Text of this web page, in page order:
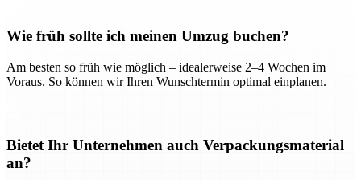
Wie früh sollte ich meinen Umzug buchen?
Am besten so früh wie möglich – idealerweise 2–4 Wochen im
Voraus. So können wir Ihren Wunschtermin optimal einplanen.
Bietet Ihr Unternehmen auch Verpackungsmaterial
an?